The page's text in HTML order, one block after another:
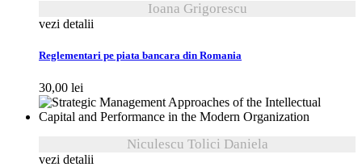
Ioana Grigorescu
vezi detalii
Reglementari pe piata bancara din Romania
30,00 lei
Niculescu Tolici Daniela
vezi detalii